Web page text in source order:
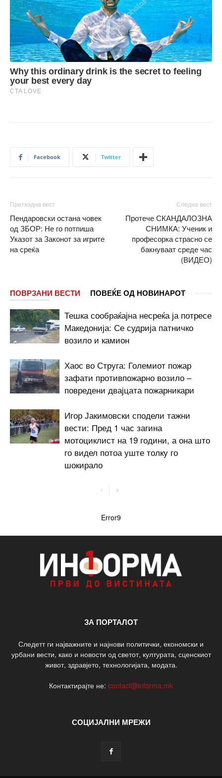
Facebook Twitter
Претходна вест
Пендаровски остана човек
од ЗБОР: Не го потпиша
Указот за Законот за игрите
на среќа
Следна вест
Протече СКАНДАЛОЗНА
СНИМКА: Ученик и
професорка страсно се
бакнуваат среде час
(ВИДЕО)
ПОВРЗАНИ ВЕСТИ ПОВЕЌЕ ОД НОВИНАРОТ
Тешка сообраќајна несреќа ја потресе
Македонија: Се судрија патничко
возило и камион
Хаос во Струга: Големиот пожар
зафати противпожарно возило –
повредени двајцата пожарникари
Игор Јакимовски сподели тажни
вести: Пред 1 час загина
мотоциклист на 19 години, а она што
го видел потоа уште толку го
шокирало
Error9
ЗА ПОРТАЛОТ
Следетт ги најважните и најнови политички, економски и
урбани вести, како и новости од светот, културата, сценскиот
живот, здравјето, технологијата, модата.
Контактирајте не: contact@informa.mk
СОЦИЈАЛНИ МРЕЖИ